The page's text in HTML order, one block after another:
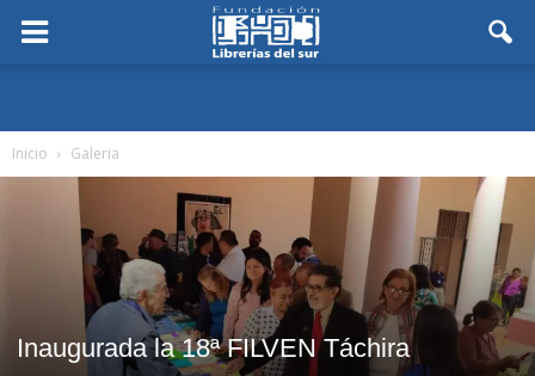
Inicio Galeria
Inaugurada la 18ª FILVEN Táchira